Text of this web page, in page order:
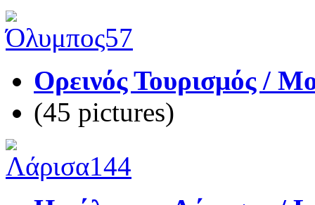
Ορεινός Τουρισμός /
(45 pictures)